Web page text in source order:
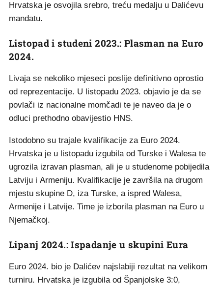
Hrvatska je osvojila srebro, treću medalju u Dalićevu
mandatu.
Listopad i studeni 2023.: Plasman na Euro
2024.
Livaja se nekoliko mjeseci poslije definitivno oprostio
od reprezentacije. U listopadu 2023. objavio je da se
povlači iz nacionalne momčadi te je naveo da je o
odluci prethodno obavijestio HNS.
Istodobno su trajale kvalifikacije za Euro 2024.
Hrvatska je u listopadu izgubila od Turske i Walesa te
ugrozila izravan plasman, ali je u studenome pobijedila
Latviju i Armeniju. Kvalifikacije je završila na drugom
mjestu skupine D, iza Turske, a ispred Walesa,
Armenije i Latvije. Time je izborila plasman na Euro u
Njemačkoj.
Lipanj 2024.: Ispadanje u skupini Eura
Euro 2024. bio je Dalićev najslabiji rezultat na velikom
turniru. Hrvatska je izgubila od Španjolske 3:0,